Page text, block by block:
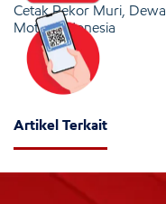
Cetak Rekor Muri, Dewa
Motor Indonesia
Artikel Terkait